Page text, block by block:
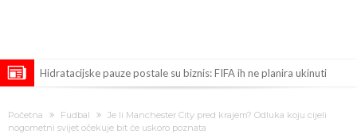
Hidratacijske pauze postale su biznis: FIFA ih ne planira ukinuti
Atletika?!
Ovo se Novaku nikad nije dešavalo: Sinner i Alcaraz odustaju, a
Početna Fudbal
Je li Manchester City pred krajem? Odluka koju cijeli
nogometni svijet očekuje bit će uskoro poznata